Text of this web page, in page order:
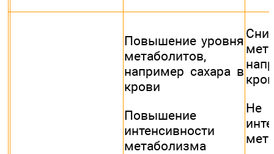
Повышение уровня
метаболитов,
например сахара в
крови
Повышение
интенсивности
метаболизма
Не